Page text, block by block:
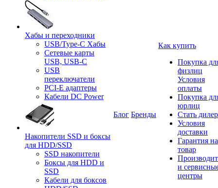
Хабы и переходники
USB/Type-C Хабы
Сетевые карты
USB, USB-C
USB
переключатели
PCI-E адаптеры
Кабели DC Power
Накопители SSD и боксы
для HDD/SSD
SSD накопители
Боксы для HDD и
SSD
Кабели для боксов
Блог Бренды
Как купить
Покупка
физлиц
Условия
оплаты
Покупка
юрлиц
Стать
Условия
доставки
Гарантия на
товар
и
центры